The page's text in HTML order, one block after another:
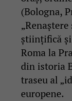
(Bologna,
științifică
Roma la
din istoria
traseu al
europene.